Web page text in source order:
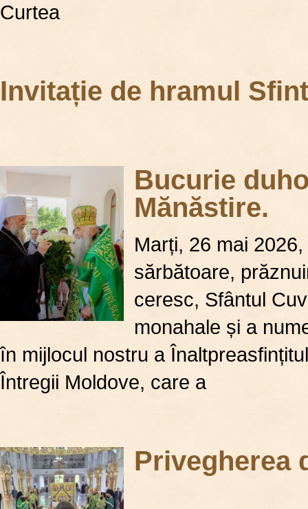
Curtea
Invitație de hramul
Bucurie
Mănăstire.
Marți, 26 mai
sărbătoare,
ceresc, Sfântul
monahale și a
în mijlocul nostru a
Întregii Moldove, care a
Privegherea